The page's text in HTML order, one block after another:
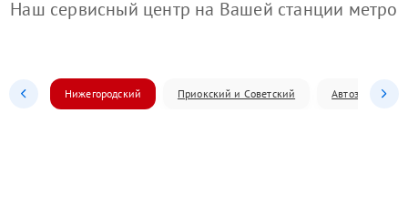
Наш сервисный центр на Вашей станции метро
Нижегородский Приокский и Советский Автозаводский